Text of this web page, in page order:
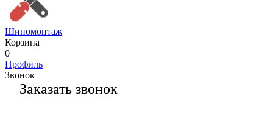
Шиномонтаж
Корзина
0
Профиль
Звонок
Заказать звонок